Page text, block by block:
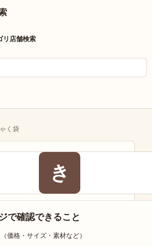
リ 店舗検索
く袋
き
で確認できること
価格・サイズ・素材など）